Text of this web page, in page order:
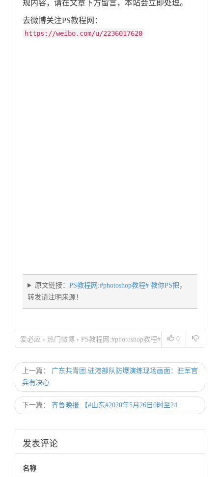
规内容，请在文章下方留言，本站会立即处理。
去微博关注PS教程网：
https://weibo.com/u/2236017620
原文链接： PS教程网:#photoshop教程# 教你PS把，
转发请注明来源！
0
爱必应 › 热门微博 › PS教程网:#photoshop教程#
上一篇：
广东共青团:驻港部队防爆演练现场画面：驻军官
兵有决心
下一篇： 齐鲁晚报:【#山东#2020年5月26日0时至24
发表评论
名称